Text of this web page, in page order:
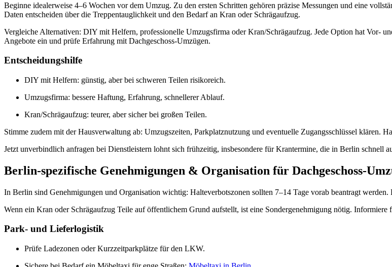
Beginne idealerweise 4–6 Wochen vor dem Umzug. Zu den ersten Schritten gehören präzise Messungen und eine
Daten entscheiden über die Treppentauglichkeit und den Bedarf an Kran oder Schrägaufzug.
Vergleiche Alternativen: DIY mit Helfern, professionelle Umzugsfirma oder Kran/Schrägaufzug. Jede Option hat Vor-
Angebote ein und prüfe Erfahrung mit Dachgeschoss-Umzügen.
Entscheidungshilfe
DIY mit Helfern: günstig, aber bei schweren Teilen risikoreich.
Umzugsfirma: bessere Haftung, Erfahrung, schnellerer Ablauf.
Kran/Schrägaufzug: teurer, aber sicher bei großen Teilen.
Stimme zudem mit der Hausverwaltung ab: Umzugszeiten, Parkplatznutzung und eventuelle Zugangsschlüssel klären.
Jetzt unverbindlich anfragen bei Dienstleistern lohnt sich frühzeitig, insbesondere für Krantermine, die in Berlin schnell
Berlin-spezifische Genehmigungen & Organisation für Dachgeschoss-
In Berlin sind Genehmigungen und Organisation wichtig: Halteverbotszonen sollten 7–14 Tage vorab beantragt
Wenn ein Kran oder Schrägaufzug Teile auf öffentlichem Grund aufstellt, ist eine Sondergenehmigung nötig. Informiere
Park- und Lieferlogistik
Prüfe Ladezonen oder Kurzzeitparkplätze für den LKW.